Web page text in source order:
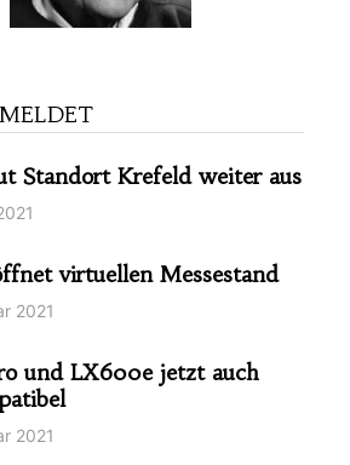
Standort Krefeld weiter aus
virtuellen Messestand
2021
und LX600e jetzt auch
2021